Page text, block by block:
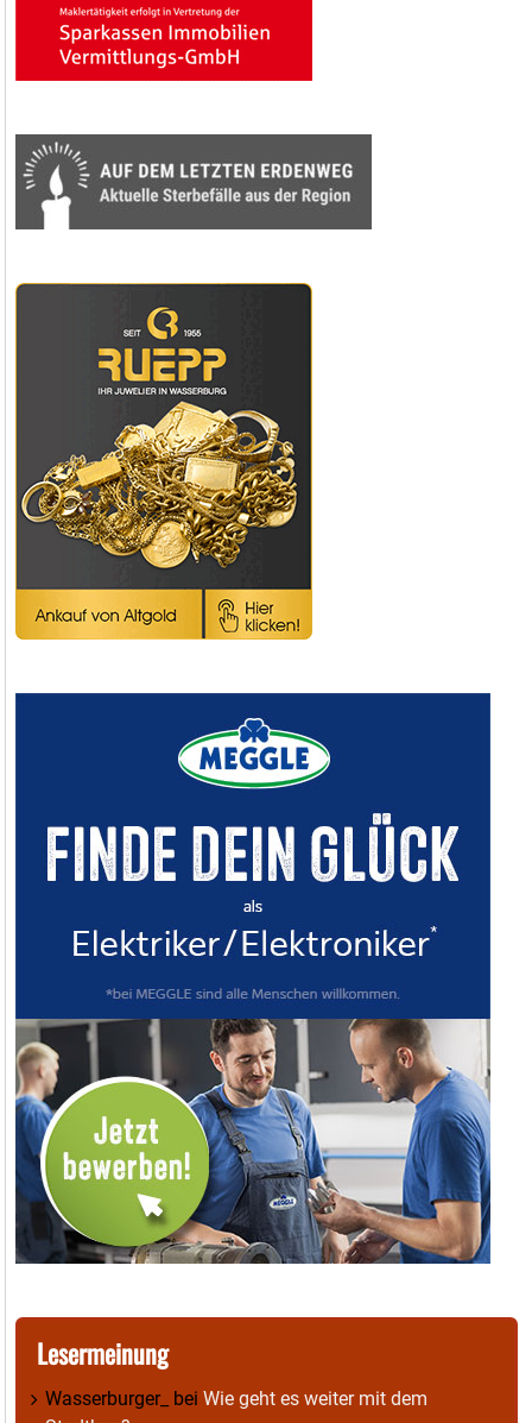
Lesermeinung
Wasserburger_ bei Wie geht es weiter mit dem